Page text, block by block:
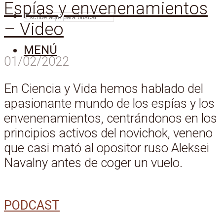
BUSCAR
MENÚ
Espías y envenenamientos
– Video
01/02/2022
En Ciencia y Vida hemos hablado del
apasionante mundo de los espías y los
envenenamientos, centrándonos en los
principios activos del novichok, veneno
que casi mató al opositor ruso Aleksei
Navalny antes de coger un vuelo.
PODCAST